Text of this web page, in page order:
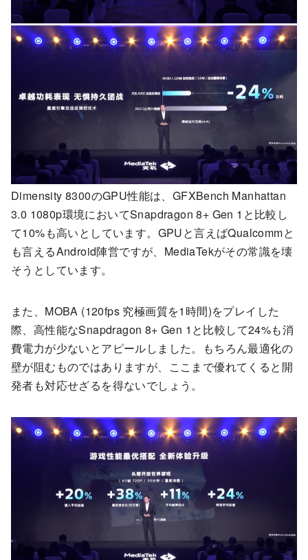
Dimensity 8300のGPU性能は、GFXBench Manhattan
3.0 1080p環境においてSnapdragon 8+ Gen 1と比較し
て10%も高いとしています。GPUと言えばQualcommと
も言えるAndroid陣営ですが、MediaTekがその常識を壊
そうとしています。
また、MOBA (120fps 究極画質を1時間)をプレイした
際、高性能なSnapdragon 8+ Gen 1と比較して24%も消
費電力が少ないとアピールしました。もちろん最適化の
壁が阻むものではありますが、ここまで優れてくると開
発者も対応せざるを得ないでしょう。